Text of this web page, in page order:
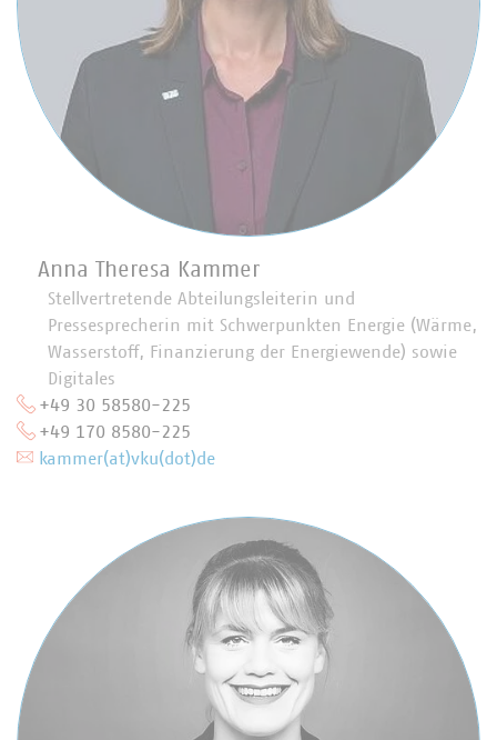
Anna Theresa Kammer
Stellvertretende Abteilungsleiterin und
Pressesprecherin mit Schwerpunkten Energie (Wärme,
Wasserstoff, Finanzierung der Energiewende) sowie
Digitales
+49 30 58580-225
+49 170 8580-225
kammer(at)vku(dot)de